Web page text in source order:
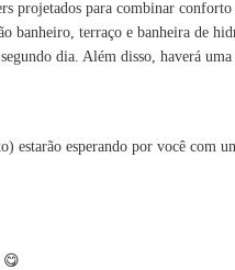
projetados para combinar
banheiro, terraço e banheira de
dia. Além disso, haverá
esperando por você com
😋